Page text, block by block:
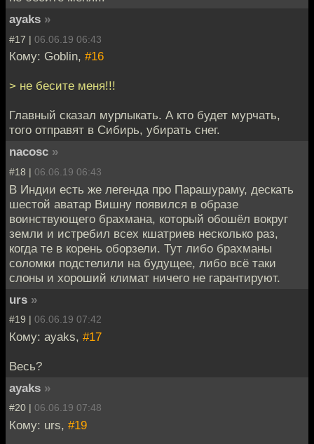
ayaks »
#17 | 06.06.19 06:43
Кому: Goblin, #16
> не бесите меня!!!
Главный сказал мурлыкать. А кто будет мурчать,
того отправят в Сибирь, убирать снег.
nacosc »
#18 | 06.06.19 06:43
В Индии есть же легенда про Парашураму, дескать
шестой аватар Вишну появился в образе
воинствующего брахмана, который обошёл вокруг
земли и истребил всех кшатриев несколько раз,
когда те в корень оборзели. Тут либо брахманы
соломки подстелили на будущее, либо всё таки
слоны и хороший климат ничего не гарантируют.
urs »
#19 | 06.06.19 07:42
Кому: ayaks, #17
Весь?
ayaks »
#20 | 06.06.19 07:48
Кому: urs, #19